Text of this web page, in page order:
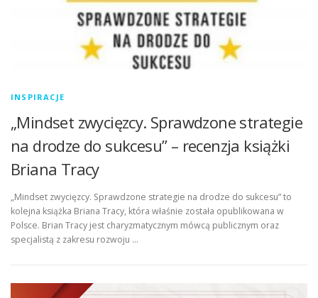
INSPIRACJE
„Mindset zwycięzcy. Sprawdzone strategie
na drodze do sukcesu” – recenzja książki
Briana Tracy
„Mindset zwycięzcy. Sprawdzone strategie na drodze do sukcesu” to
kolejna książka Briana Tracy, która właśnie została opublikowana w
Polsce. Brian Tracy jest charyzmatycznym mówcą publicznym oraz
specjalistą z zakresu rozwoju …